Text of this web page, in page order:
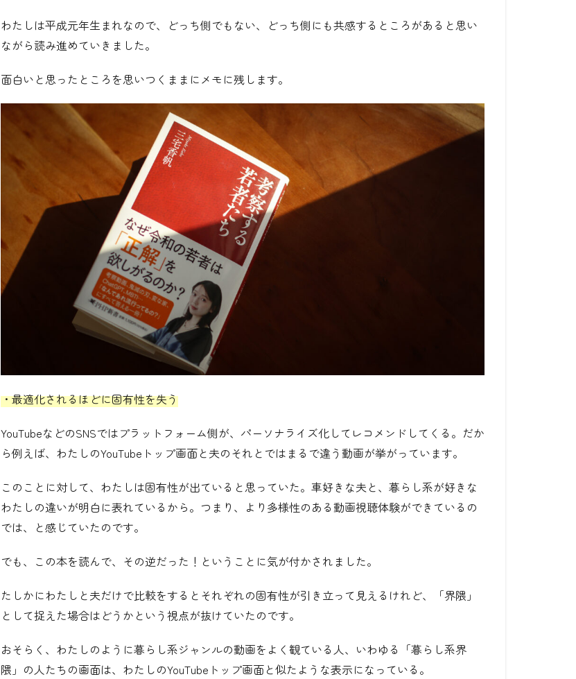
わたしは平成元年生まれなので、どっち側でもない、どっち側にも共感するところがあると思い
ながら読み進めていきました。
面白いと思ったところを思いつくままにメモに残します。
・最適化されるほどに固有性を失う
YouTubeなどのSNSではプラットフォーム側が、パーソナライズ化してレコメンドしてくる。だか
ら例えば、わたしのYouTubeトップ画面と夫のそれとではまるで違う動画が挙がっています。
このことに対して、わたしは固有性が出ていると思っていた。車好きな夫と、暮らし系が好きな
わたしの違いが明白に表れているから。つまり、より多様性のある動画視聴体験ができているの
では、と感じていたのです。
でも、この本を読んで、その逆だった！ということに気が付かされました。
たしかにわたしと夫だけで比較をするとそれぞれの固有性が引き立って見えるけれど、「界隈」
として捉えた場合はどうかという視点が抜けていたのです。
おそらく、わたしのように暮らし系ジャンルの動画をよく観ている人、いわゆる「暮らし系界
隈」の人たちの画面は、わたしのYouTubeトップ画面と似たような表示になっている。